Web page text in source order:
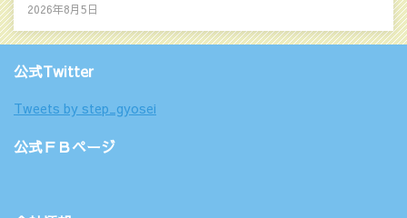
2026年8月5日
公式Twitter
Tweets by step_gyosei
公式ＦＢページ